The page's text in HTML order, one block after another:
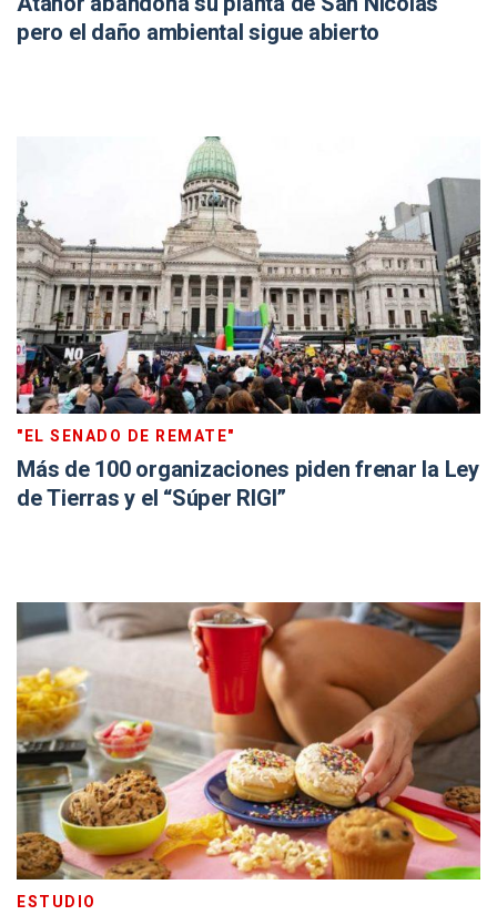
pero el daño ambiental sigue abierto
"EL SENADO DE REMATE"
Más de 100 organizaciones piden frenar la Ley
de Tierras y el “Súper RIGI”
ESTUDIO